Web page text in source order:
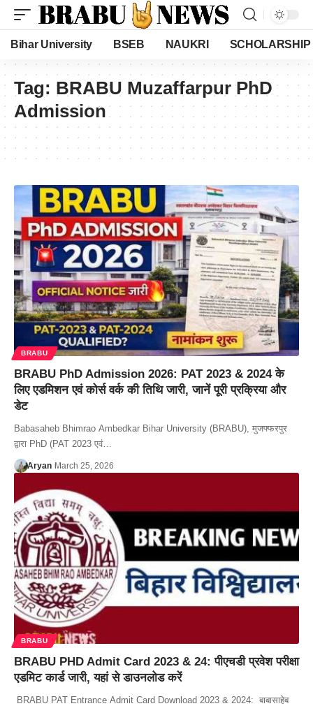
Bihar University BSEB NAUKRI SCHOLARSHIP
Tag: BRABU Muzaffarpur PhD
Admission
BRABU
BRABU PhD Admission 2026: PAT 2023 & 2024 के
लिए एडमिशन एवं कोर्स वर्क की तिथि जारी, जानें पूरी प्रक्रिया और
डेट
Babasaheb Bhimrao Ambedkar Bihar University (BRABU), मुजफ्फरपुर
द्वारा PhD (PAT 2023 एवं…
Aryan March 25, 2026
BRABU
BRABU PHD Admit Card 2023 & 24: पीएचडी प्रवेश परीक्षा
एडमिट कार्ड जारी, यहां से डाउनलोड करें
BRABU PAT Entrance Admit Card Download 2023 & 2024: बाबासाहेब